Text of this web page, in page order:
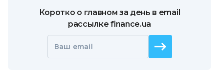
Коротко о главном за день в email
рассылке finance.ua
Ваш email